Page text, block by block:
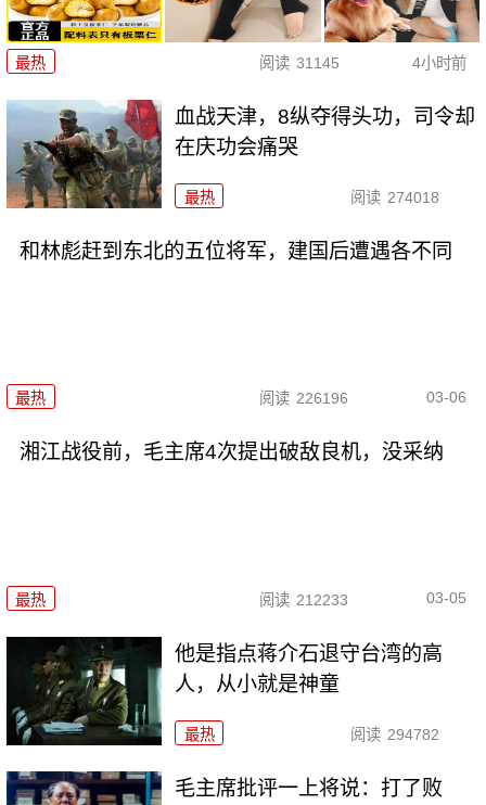
最热 阅读 31145 4小时前
血战天津，8纵夺得头功，司令却
在庆功会痛哭
最热 阅读 274018
和林彪赶到东北的五位将军，建国后遭遇各不同
最热 阅读 226196 03-06
湘江战役前，毛主席4次提出破敌良机，没采纳
最热 阅读 212233 03-05
他是指点蒋介石退守台湾的高
人，从小就是神童
最热 阅读 294782
毛主席批评一上将说：打了败